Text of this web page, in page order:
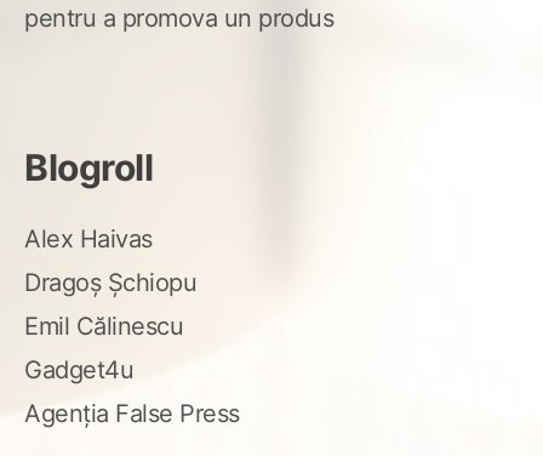
pentru a promova un produs
Blogroll
Alex Haivas
Dragoș Șchiopu
Emil Călinescu
Gadget4u
Agenția False Press